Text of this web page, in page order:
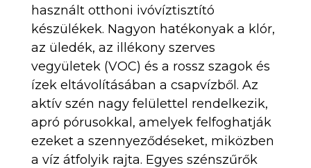
használt otthoni ivóvíztisztító
készülékek. Nagyon hatékonyak a klór,
az üledék, az illékony szerves
vegyületek (VOC) és a rossz szagok és
ízek eltávolításában a csapvízből. Az
aktív szén nagy felülettel rendelkezik,
apró pórusokkal, amelyek felfoghatják
ezeket a szennyeződéseket, miközben
a víz átfolyik rajta. Egyes szénszűrők